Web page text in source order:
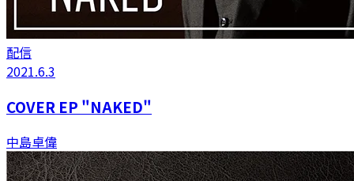
配信
2021.6.3
COVER EP "NAKED"
中島卓偉